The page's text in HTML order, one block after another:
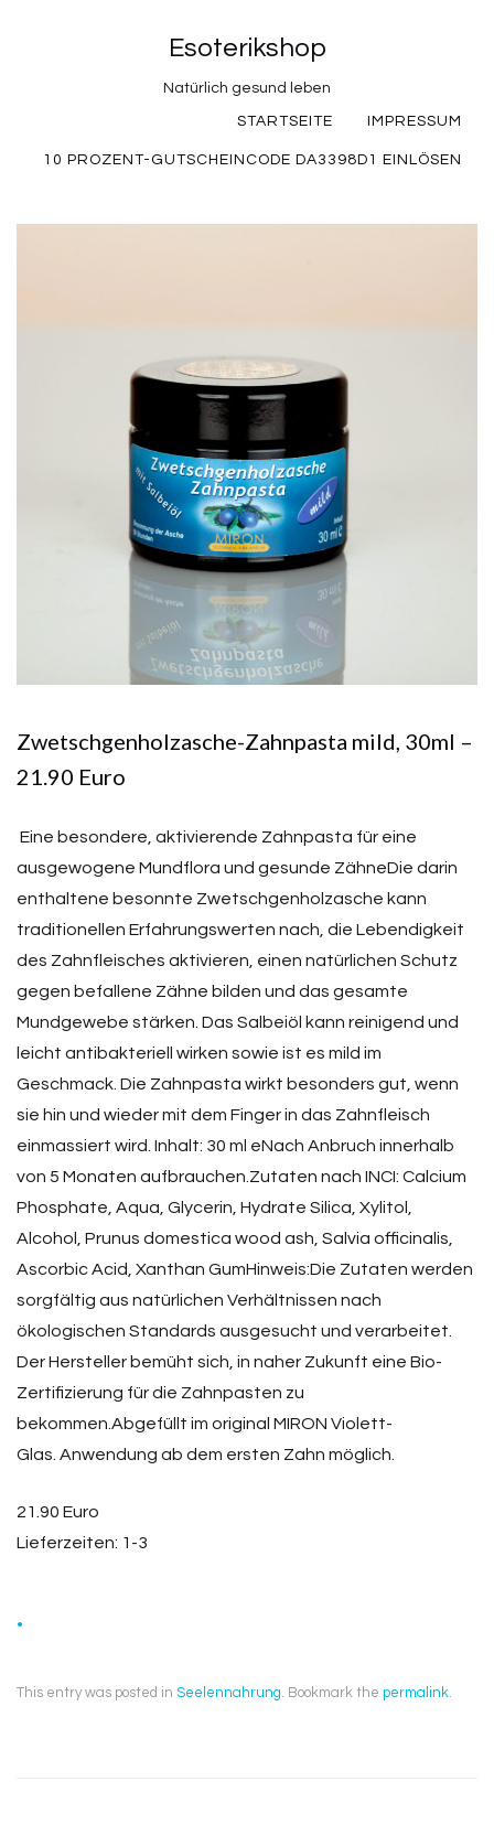
Esoterikshop
Natürlich gesund leben
STARTSEITE IMPRESSUM
10 PROZENT-GUTSCHEINCODE DA3398D1 EINLÖSEN
Zwetschgenholzasche-Zahnpasta mild, 30ml –
21.90 Euro
Eine besondere, aktivierende Zahnpasta für eine
ausgewogene Mundflora und gesunde ZähneDie darin
enthaltene besonnte Zwetschgenholzasche kann
traditionellen Erfahrungswerten nach, die Lebendigkeit
des Zahnfleisches aktivieren, einen natürlichen Schutz
gegen befallene Zähne bilden und das gesamte
Mundgewebe stärken. Das Salbeiöl kann reinigend und
leicht antibakteriell wirken sowie ist es mild im
Geschmack. Die Zahnpasta wirkt besonders gut, wenn
sie hin und wieder mit dem Finger in das Zahnfleisch
einmassiert wird. Inhalt: 30 ml eNach Anbruch innerhalb
von 5 Monaten aufbrauchen.Zutaten nach INCI: Calcium
Phosphate, Aqua, Glycerin, Hydrate Silica, Xylitol,
Alcohol, Prunus domestica wood ash, Salvia officinalis,
Ascorbic Acid, Xanthan GumHinweis:Die Zutaten werden
sorgfältig aus natürlichen Verhältnissen nach
ökologischen Standards ausgesucht und verarbeitet.
Der Hersteller bemüht sich, in naher Zukunft eine Bio-
Zertifizierung für die Zahnpasten zu
bekommen.Abgefüllt im original MIRON Violett-
Glas. Anwendung ab dem ersten Zahn möglich.
21.90 Euro
Lieferzeiten: 1-3
.
This entry was posted in Seelennahrung. Bookmark the permalink.